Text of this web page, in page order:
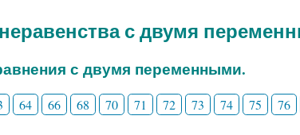
с двумя
с двумя переменными.
64 66 68 70 71 72 73 74 75 76